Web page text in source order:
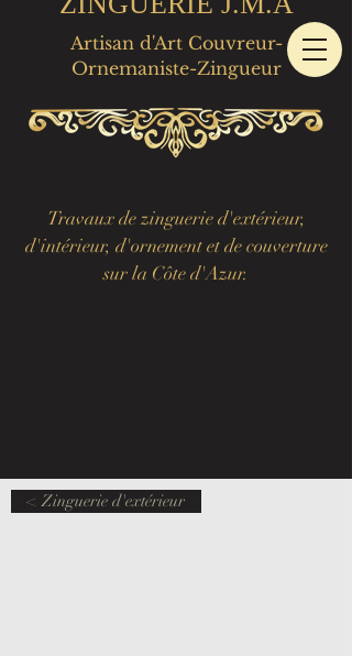
Artisan d'Art Couvreur-
Ornemaniste-Zingueur
Travaux de zinguerie d'extérieur,
d'intérieur, d'ornement et de couverture
sur la Côte d'Azur.
< Zinguerie d'extérieur